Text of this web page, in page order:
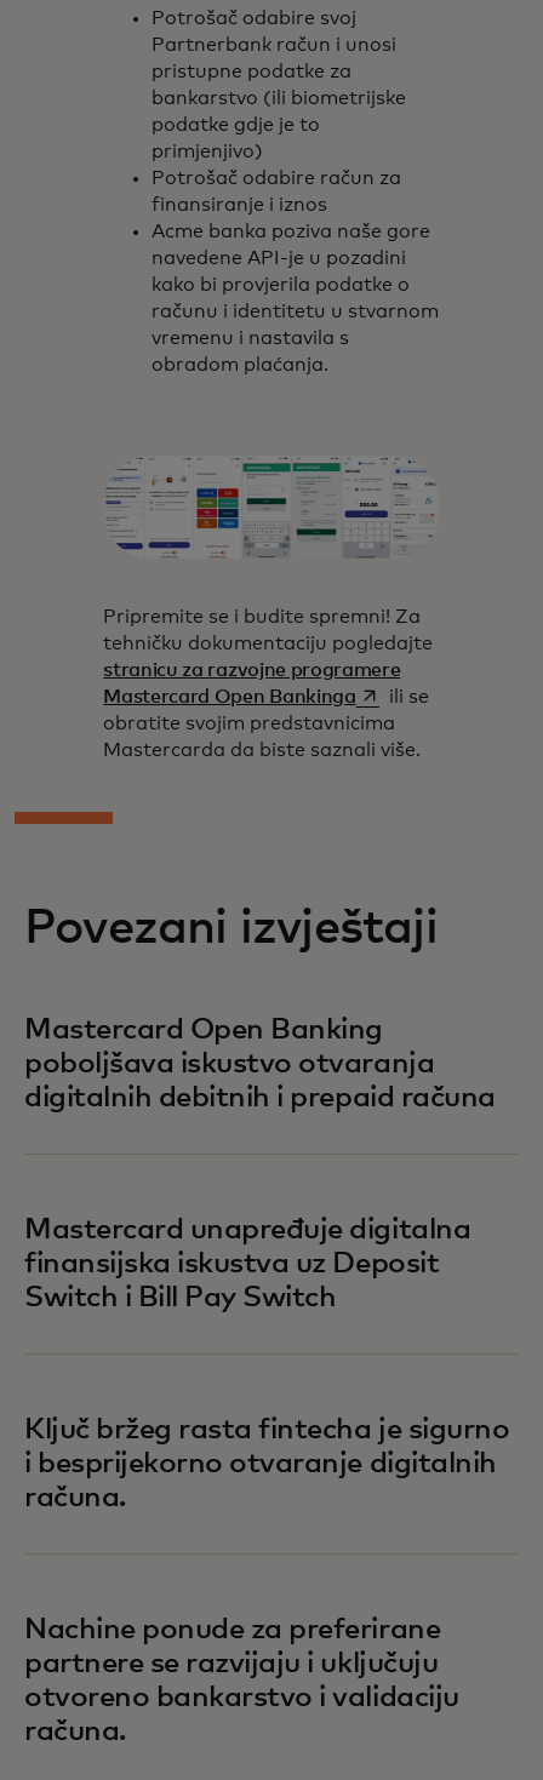
Potrošač odabire svoj
Partnerbank račun i unosi
pristupne podatke za
bankarstvo (ili biometrijske
podatke gdje je to
primjenjivo)
Potrošač odabire račun za
finansiranje i iznos
Acme banka poziva naše gore
navedene API-je u pozadini
kako bi provjerila podatke o
računu i identitetu u stvarnom
vremenu i nastavila s
obradom plaćanja.
Pripremite se i budite spremni! Za
tehničku dokumentaciju pogledajte
stranicu za razvojne programere
Mastercard Open Bankingaopens in a new tab
ili se
obratite svojim predstavnicima
Mastercarda da biste saznali više.
Povezani izvještaji
Mastercard Open Banking
poboljšava iskustvo otvaranja
digitalnih debitnih i prepaid računa
Mastercard unapređuje digitalna
finansijska iskustva uz Deposit
Switch i Bill Pay Switch
Ključ bržeg rasta fintecha je sigurno
i besprijekorno otvaranje digitalnih
računa.
Nachine ponude za preferirane
partnere se razvijaju i uključuju
otvoreno bankarstvo i validaciju
računa.